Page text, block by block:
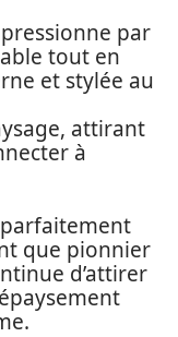
par
tout en
et stylée au
attirant
à
que pionnier
d’attirer